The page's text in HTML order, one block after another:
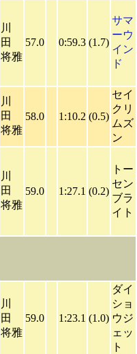
川
田
将雅
57.0 0:59.3 (1.7)
サマ
ーウ
イン
ド
川
田
将雅
58.0 1:10.2 (0.5)
セイ
クリ
ムズ
ン
川
田
将雅
59.0 1:27.1 (0.2)
トー
セン
ブラ
イト
川
田
将雅
59.0 1:23.1 (1.0)
ダイ
ショ
ウジ
ェッ
ト